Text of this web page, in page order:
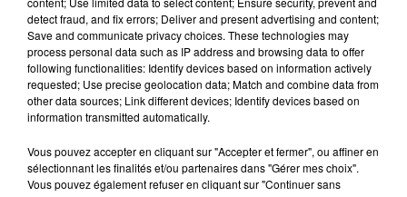
0:00 59 sec
2 juin 2026 - 59 sec
LE KDO RAPIDO 02/06/2026
TRISTAN DU SYNDICAT REMPORTE SES PARTIES DE
detect fraud, and fix errors; Deliver and present advertising and content;
Save and communicate privacy choices. These technologies may
process personal data such as IP address and browsing data to offer
following functionalities: Identify devices based on information actively
requested; Use precise geolocation data; Match and combine data from
other data sources; Link different devices; Identify devices based on
information transmitted automatically.
Vous pouvez accepter en cliquant sur "Accepter et fermer", ou affiner en
sélectionnant les finalités et/ou partenaires dans "Gérer mes choix".
Vous pouvez également refuser en cliquant sur "Continuer sans